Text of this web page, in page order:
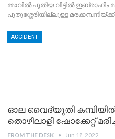
മ്മാവിൽ പുതിയ വീട്ടിൽ
പുതുശ്ശേരിയില്ലുള്ള
ACCIDENT
ഓല വൈദ്യുതി കമ്പിയിൽ
തൊഴിലാളി ഷോക്കേറ്റ്
FROM THE DESK Jun 18, 2022